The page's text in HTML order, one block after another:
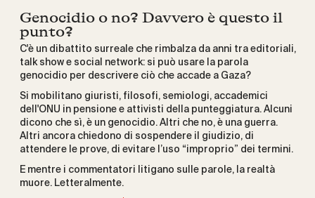
Genocidio o no? Davvero è questo il
punto?
C'è un dibattito surreale che rimbalza da anni tra editoriali,
talk show e social network: si può usare la parola
genocidio per descrivere ciò che accade a Gaza?
Si mobilitano giuristi, filosofi, semiologi, accademici
dell'ONU in pensione e attivisti della punteggiatura. Alcuni
dicono che sì, è un genocidio. Altri che no, è una guerra.
Altri ancora chiedono di sospendere il giudizio, di
attendere le prove, di evitare l’uso “improprio” dei termini.
E mentre i commentatori litigano sulle parole, la realtà
muore. Letteralmente.